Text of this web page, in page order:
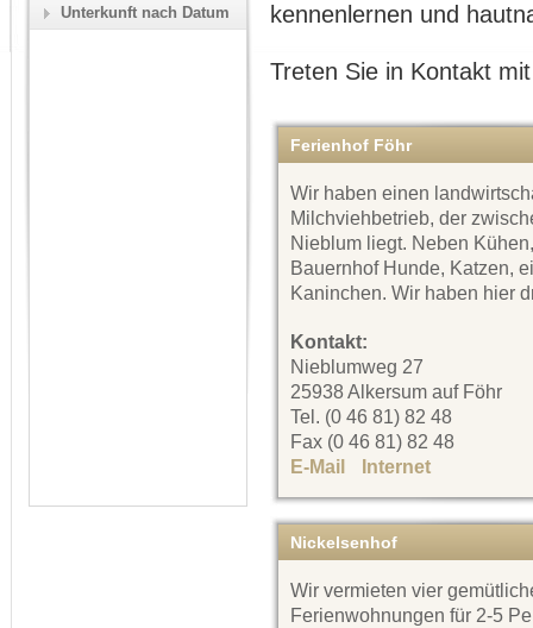
kennenlernen und
Treten Sie in Kontakt
Ferienhof Föhr
Wir haben einen
Milchviehbetrieb, der
Nieblum liegt. Neben
Bauernhof Hunde, Katzen,
Kaninchen. Wir haben hier
Kontakt:
Nieblumweg 27
25938 Alkersum auf Föhr
Tel. (0 46 81) 82 48
Fax (0 46 81) 82 48
E-Mail
Internet
Nickelsenhof
Wir vermieten vier
Ferienwohnungen für 2-5
Unterkunft nach Datum